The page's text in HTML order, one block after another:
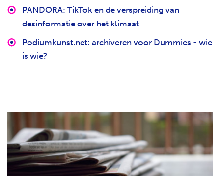
PANDORA: TikTok en de verspreiding van
desinformatie over het klimaat
Podiumkunst.net: archiveren voor Dummies - wie
is wie?